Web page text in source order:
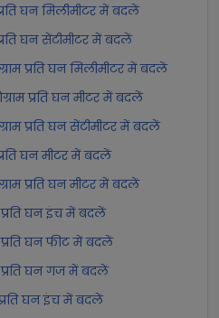
प्रति घन मिलीमीटर में बदलें
प्रति घन सेंटीमीटर में बदलें
प्रति घन मिलीमीटर में बदलें
प्रति घन मीटर में बदलें
प्रति घन सेंटीमीटर में बदलें
प्रति घन मीटर में बदलें
प्रति घन मीटर में बदलें
प्रति घन इंच में बदलें
प्रति घन फीट में बदलें
प्रति घन गज में बदलें
घन इंच में बदलें